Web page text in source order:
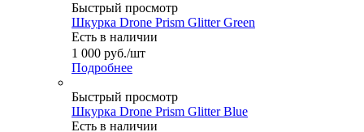
Быстрый просмотр
Шкурка Drone Prism Glitter Green
Есть в наличии
1 000 руб./шт
Подробнее
Быстрый просмотр
Шкурка Drone Prism Glitter Blue
Есть в наличии